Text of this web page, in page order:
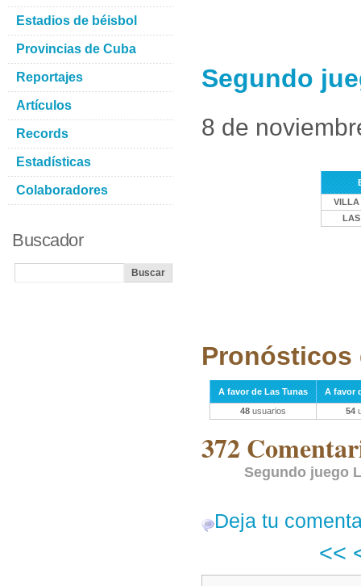
Segundo
8 de
Pronósticos
A favor de Las Tunas
A favor
48 usuarios 54
372
Segundo juego
Deja tu
<<
Estadios de béisbol
Provincias de Cuba
Reportajes
Artículos
Records
Estadísticas
Colaboradores
Buscador